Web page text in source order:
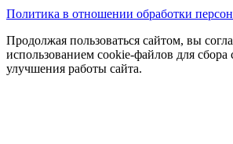
Политика в отношении обработки
Продолжая пользоваться сайтом, вы
использованием cookie-файлов для сбора
улучшения работы сайта.